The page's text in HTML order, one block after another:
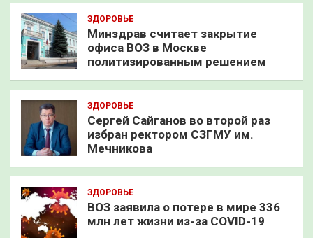
ЗДОРОВЬЕ
Минздрав считает закрытие
офиса ВОЗ в Москве
политизированным решением
ЗДОРОВЬЕ
Сергей Сайганов во второй раз
избран ректором СЗГМУ им.
Мечникова
ЗДОРОВЬЕ
ВОЗ заявила о потере в мире 336
млн лет жизни из-за COVID-19